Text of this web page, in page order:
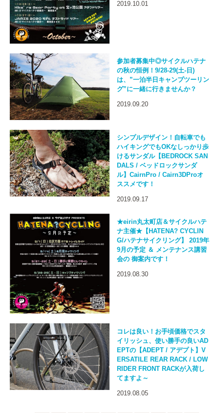
2019.10.01
参加者募集中◎サイクルハテナ
の秋の恒例！9/28-29(土-日)
は、”一泊半日キャンプツーリン
グ”に一緒に行きませんか？
2019.09.20
シンプルデザイン！自転車でも
ハイキングでもOKなしっかり歩
けるサンダル【BEDROCK SAN
DALS / ベッドロックサンダ
ル】CairnPro / Cairn3DProオ
ススメです！
2019.09.17
★eirin丸太町店＆サイクルハテ
ナ主催★【HATENA? CYCLIN
G/ハテナサイクリング】 2019年
9月の予定 ＆ メンテナンス講習
会の 御案内です！
2019.08.30
コレは良い！お手頃価格でスタ
イリッシュ、使い勝手の良いAD
EPTの【ADEPT / アデプト】V
ERSATILE REAR RACK / LOW
RIDER FRONT RACKが入荷し
てますよ～
2019.08.05